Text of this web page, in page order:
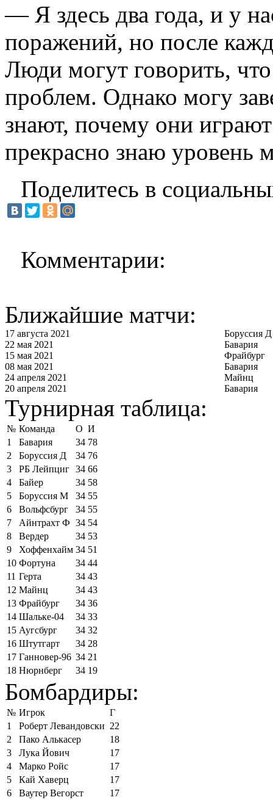
— Я здесь два года, и у
поражений, но после
Люди могут говорить,
проблем. Однако могу
знают, почему они
прекрасно знаю уровень
Поделитесь в
Комментарии:
Ближайшие матчи:
17 августа 2021
Боруссия Д
22 мая 2021
Бавария
15 мая 2021
Фрайбург
08 мая 2021
Бавария
24 апреля 2021
Майнц
20 апреля 2021
Бавария
Турнирная таблица:
№ Команда О И
1
Бавария 34 78
2
Боруссия Д 34 76
3
РБ Лейпциг 34 66
4
Байер 34 58
5
Боруссия М 34 55
6
Вольфсбург 34 55
7
Айнтрахт Ф 34 54
8
Вердер 34 53
9
Хоффенхайм 34 51
10 Фортуна 34 44
11 Герта 34 43
12 Майнц 34 43
13 Фрайбург 34 36
14 Шальке-04 34 33
15 Аугсбург 34 32
16 Штутгарт 34 28
17 Ганновер-96 34 21
18 Нюрнберг 34 19
Бомбардиры:
№ Игрок
Г
1
Роберт Левандовски 22
2
Пако Алькасер
18
3
Лука Йович
17
4
Марко Ройс
17
5
Кай Хаверц
17
6
Ваутер Вегорст
17